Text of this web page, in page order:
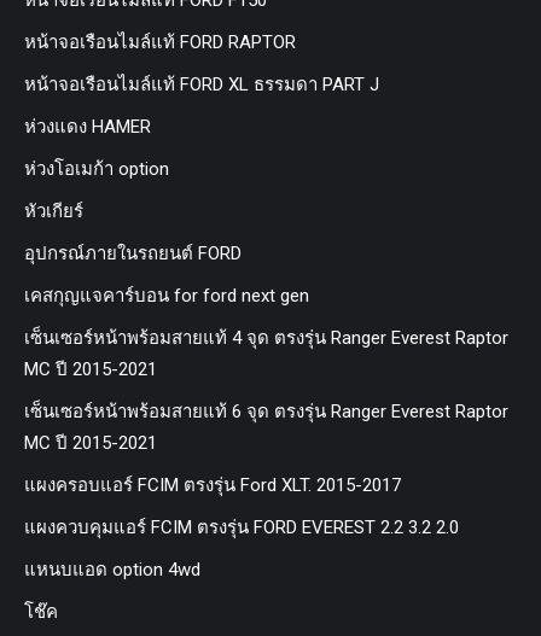
หน้าจอเรือนไมล์แท้ FORD RAPTOR
หน้าจอเรือนไมล์แท้ FORD XL ธรรมดา PART J
ห่วงแดง HAMER
ห่วงโอเมก้า option
หัวเกียร์
อุปกรณ์ภายในรถยนต์ FORD
เคสกุญแจคาร์บอน for ford next gen
เซ็นเซอร์หน้าพร้อมสายแท้ 4 จุด ตรงรุ่น Ranger Everest Raptor
MC ปี 2015-2021
เซ็นเซอร์หน้าพร้อมสายแท้ 6 จุด ตรงรุ่น Ranger Everest Raptor
MC ปี 2015-2021
แผงครอบแอร์ FCIM ตรงรุ่น Ford XLT. 2015-2017
แผงควบคุมแอร์ FCIM ตรงรุ่น FORD EVEREST 2.2 3.2 2.0
แหนบแอด option 4wd
โช๊ค